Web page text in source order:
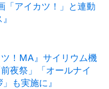
「アイカツ！」と連動
！MA』サイリウム機
夜祭」「オールナイ
も実施に』